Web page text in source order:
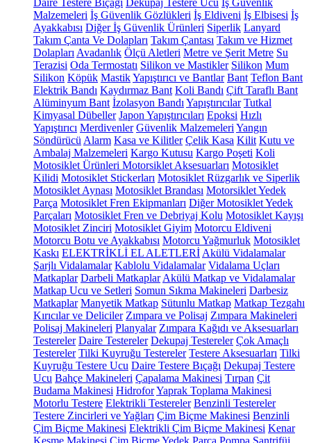
Daire Testere Bıçağı Dekupaj Testere Ucu İş Güvenlik
Malzemeleri İş Güvenlik Gözlükleri İş Eldiveni İş Elbisesi İş
Ayakkabısı Diğer İş Güvenlik Ürünleri Siperlik Lanyard
Takım Çanta Ve Dolapları Takım Çantası Takım ve Hizmet
Dolapları Avadanlık Ölçü Aletleri Metre ve Şerit Metre Su
Terazisi Oda Termostatı Silikon ve Mastikler Silikon Mum
Silikon Köpük MastikYapıştırıcı ve Bantlar Bant Teflon Bant
Elektrik Bandı Kaydırmaz Bant Koli Bandı Çift Taraflı Bant
Alüminyum Bant İzolasyon Bandı Yapıştırıcılar Tutkal
Kimyasal Dübeller Japon Yapıştırıcıları Epoksi Hızlı
Yapıştırıcı Merdivenler Güvenlik Malzemeleri Yangın
Söndürücü Alarm Kasa ve Kilitler Çelik Kasa Kilit Kutu ve
Ambalaj Malzemeleri Kargo Kutusu Kargo Poşeti Koli
Motosiklet Ürünleri Motorsiklet Aksesuarları Motosiklet
Kilidi Motosiklet Stickerları Motosiklet Rüzgarlık ve Siperlik
Motosiklet Aynası Motosiklet Brandası Motorsiklet Yedek
Parça Motosiklet Fren Ekipmanları Diğer Motosiklet Yedek
Parçaları Motosiklet Fren ve Debriyaj Kolu Motosiklet Kayışı
Motosiklet Zinciri Motosiklet Giyim Motorcu Eldiveni
Motorcu Botu ve Ayakkabısı Motorcu Yağmurluk Motosiklet
Kaskı ELEKTRİKLİ EL ALETLERİ Akülü Vidalamalar
Şarjlı Vidalamalar Kablolu Vidalamalar Vidalama Uçları
Matkaplar Darbeli Matkaplar Akülü Matkap ve Vidalamalar
Matkap Ucu ve Setleri Somun Sıkma Makineleri Darbesiz
Matkaplar Manyetik Matkap Sütunlu Matkap Matkap Tezgahı
Kırıcılar ve Deliciler Zımpara ve Polisaj Zımpara Makineleri
Polisaj Makineleri Planyalar Zımpara Kağıdı ve Aksesuarları
Testereler Daire Testereler Dekupaj Testereler Çok Amaçlı
Testereler Tilki Kuyruğu Testereler Testere Aksesuarları Tilki
Kuyruğu Testere Ucu Daire Testere Bıçağı Dekupaj Testere
Ucu Bahçe Makineleri Çapalama Makinesi Tırpan Çit
Budama Makinesi HidroforYaprak Toplama Makinesi
Motorlu Testere Elektrikli Testereler Benzinli Testereler
Testere Zincirleri ve Yağları Çim Biçme Makinesi Benzinli
Çim Biçme Makinesi Elektrikli Çim Biçme Makinesi Kenar
Kesme Makinesi Çim Biçme Yedek Parça Pompa Santrifüj